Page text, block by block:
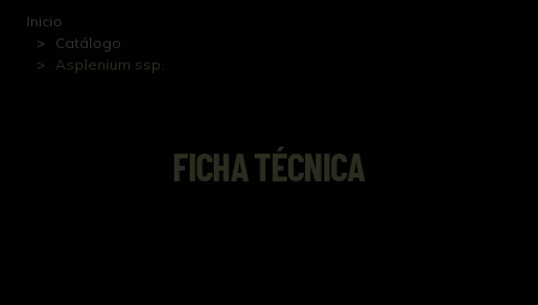
Inicio
Catálogo
Asplenium ssp.
FICHA TÉCNICA